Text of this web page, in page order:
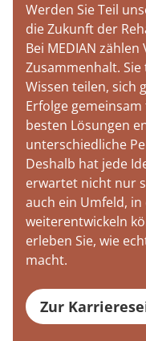
Werden Sie Teil
die Zukunft der
Bei MEDIAN
Zusammenhalt.
Wissen teilen, sich
Erfolge
besten Lösungen
unterschiedliche
Deshalb hat jede
erwartet nicht nur
auch ein Umfeld, in
weiterentwickeln
erleben Sie, wie
macht.
Zur